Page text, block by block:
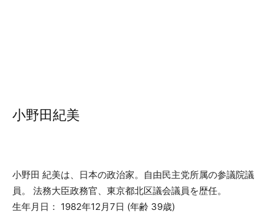
小野田紀美
小野田 紀美は、日本の政治家。自由民主党所属の参議院議
員。 法務大臣政務官、東京都北区議会議員を歴任。
生年月日： 1982年12月7日 (年齢 39歳)